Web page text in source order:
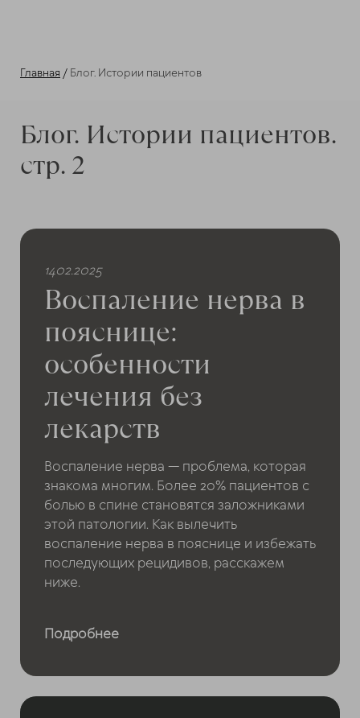
Главная / Блог. Истории пациентов
Блог. Истории пациентов.
стр. 2
1402.2025
Воспаление нерва в
пояснице:
особенности
лечения без
лекарств
Воспаление нерва — проблема, которая
знакома многим. Более 20% пациентов с
болью в спине становятся заложниками
этой патологии. Как вылечить
воспаление нерва в пояснице и избежать
последующих рецидивов, расскажем
ниже.
Подробнее